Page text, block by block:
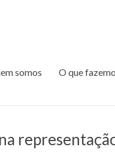
somos O que